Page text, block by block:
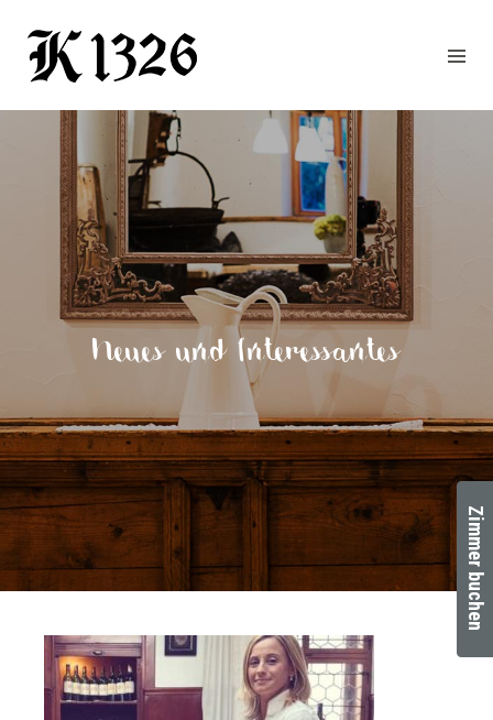
HOTEL
EVENTS
ZIMMER
BUCHEN
KONTAKT
ANFRAGE
Neues und Interessantes
Zimmer buchen